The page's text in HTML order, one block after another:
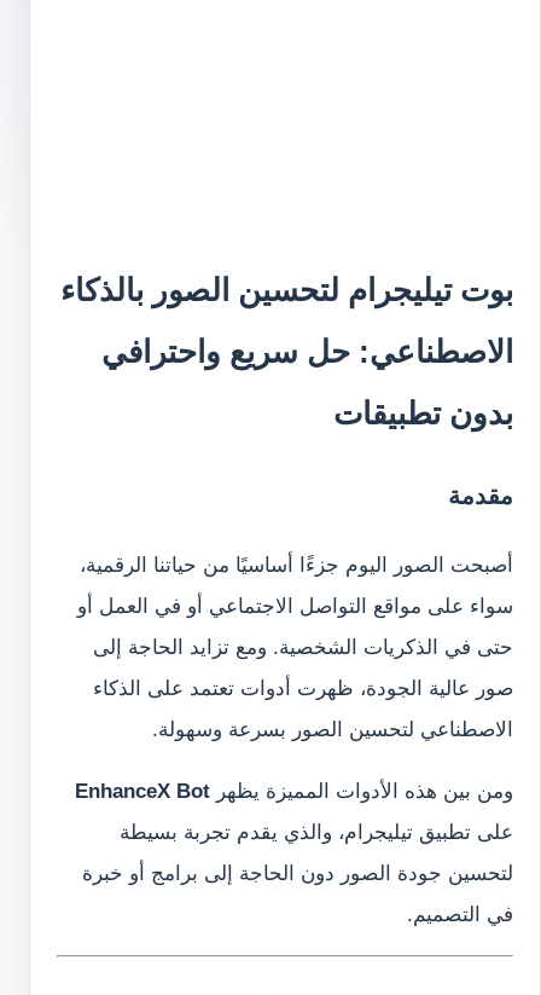
بوت تيليجرام لتحسين الصور بالذكاء
الاصطناعي: حل سريع واحترافي
بدون تطبيقات
مقدمة
أصبحت الصور اليوم جزءًا أساسيًا من حياتنا الرقمية،
سواء على مواقع التواصل الاجتماعي أو في العمل أو
حتى في الذكريات الشخصية. ومع تزايد الحاجة إلى
صور عالية الجودة، ظهرت أدوات تعتمد على الذكاء
الاصطناعي لتحسين الصور بسرعة وسهولة.
ومن بين هذه الأدوات المميزة يظهر EnhanceX Bot
على تطبيق تيليجرام، والذي يقدم تجربة بسيطة
لتحسين جودة الصور دون الحاجة إلى برامج أو خبرة
في التصميم.